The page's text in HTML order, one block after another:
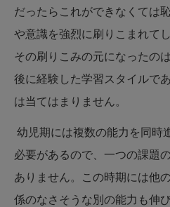
だったらこれができなくては
や意識を強烈に刷りこまれて
その刷りこみの元になったの
後に経験した学習スタイルで
は当てはまりません。
幼児期には複数の能力を同時
必要があるので、一つの課題
ありません。この時期には他
係のなさそうな別の能力も伸